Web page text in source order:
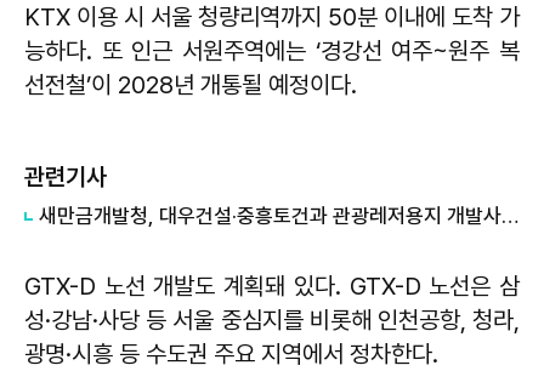
KTX 이용 시 서울 청량리역까지 50분 이내에 도착 가
능하다. 또 인근 서원주역에는 ‘경강선 여주~원주 복
선전철’이 2028년 개통될 예정이다.
관련기사
새만금개발청, 대우건설·중흥토건과 관광레저용지 개발사업 협약 체결
GTX-D 노선 개발도 계획돼 있다. GTX-D 노선은 삼
성·강남·사당 등 서울 중심지를 비롯해 인천공항, 청라,
광명·시흥 등 수도권 주요 지역에서 정차한다.